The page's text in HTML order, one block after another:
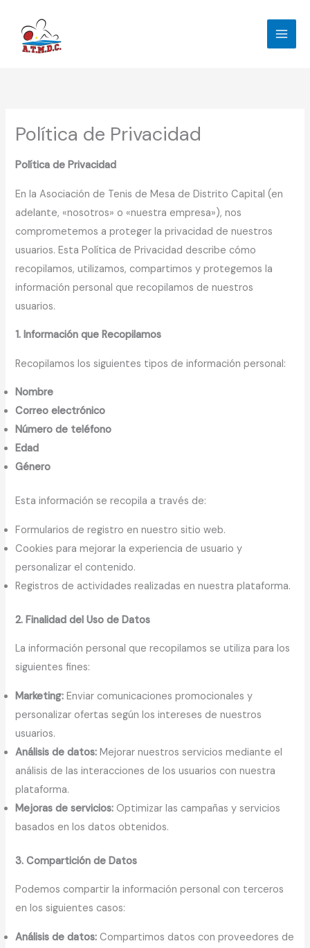
contenido
Política de Privacidad
Política de Privacidad
En la Asociación de Tenis de Mesa de Distrito Capital (en
adelante, «nosotros» o «nuestra empresa»), nos
comprometemos a proteger la privacidad de nuestros
usuarios. Esta Política de Privacidad describe cómo
recopilamos, utilizamos, compartimos y protegemos la
información personal que recopilamos de nuestros
usuarios.
1. Información que Recopilamos
Recopilamos los siguientes tipos de información personal:
Nombre
Correo electrónico
Número de teléfono
Edad
Género
Esta información se recopila a través de:
Formularios de registro en nuestro sitio web.
Cookies para mejorar la experiencia de usuario y
personalizar el contenido.
Registros de actividades realizadas en nuestra plataforma.
2. Finalidad del Uso de Datos
La información personal que recopilamos se utiliza para los
siguientes fines:
Marketing: Enviar comunicaciones promocionales y
personalizar ofertas según los intereses de nuestros
usuarios.
Análisis de datos: Mejorar nuestros servicios mediante el
análisis de las interacciones de los usuarios con nuestra
plataforma.
Mejoras de servicios: Optimizar las campañas y servicios
basados en los datos obtenidos.
3. Compartición de Datos
Podemos compartir la información personal con terceros
en los siguientes casos:
Análisis de datos: Compartimos datos con proveedores de